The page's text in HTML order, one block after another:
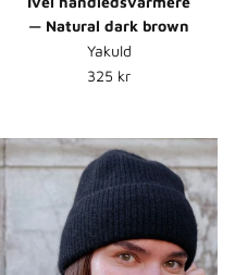
— Natural dark brown
Yakuld
Normalpris
325 kr